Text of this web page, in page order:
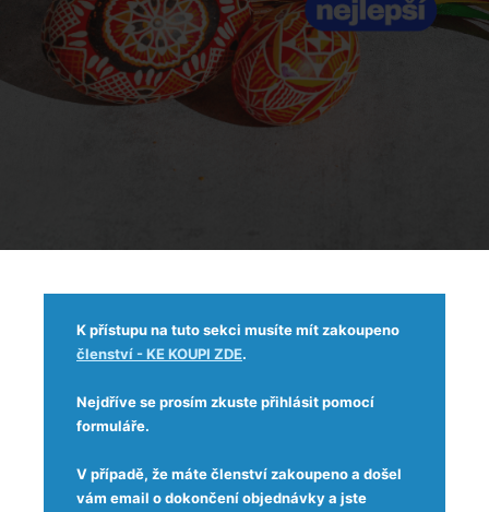
K přístupu na tuto sekci musíte mít zakoupeno
členství - KE KOUPI ZDE.
Nejdříve se prosím zkuste přihlásit pomocí
formuláře.
V případě, že máte členství zakoupeno a došel
vám email o dokončení objednávky a jste